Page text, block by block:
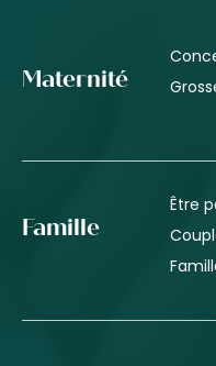
Maternité
Famille
Être